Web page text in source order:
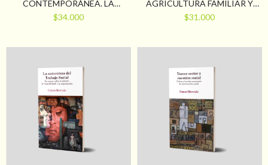
CONTEMPORÁNEA. LA
EXPERIENCIA ESTÉTICA
ENTRE EL CÓDIGO Y LA
$34.000
AGRICULTURA FAMILIAR Y
POLÍTICA PÚBLICA EN EL
CONURBANO BONAERENSE
$31.000